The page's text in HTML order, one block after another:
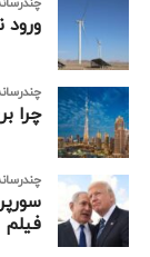
ورود
چرا
فیلم